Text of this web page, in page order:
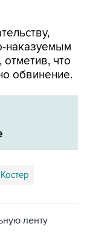
что
обвинение.
сайта